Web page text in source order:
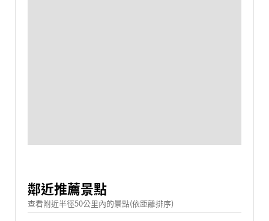
鄰近推薦景點
查看附近半徑50公里內的景點(依距離排序)